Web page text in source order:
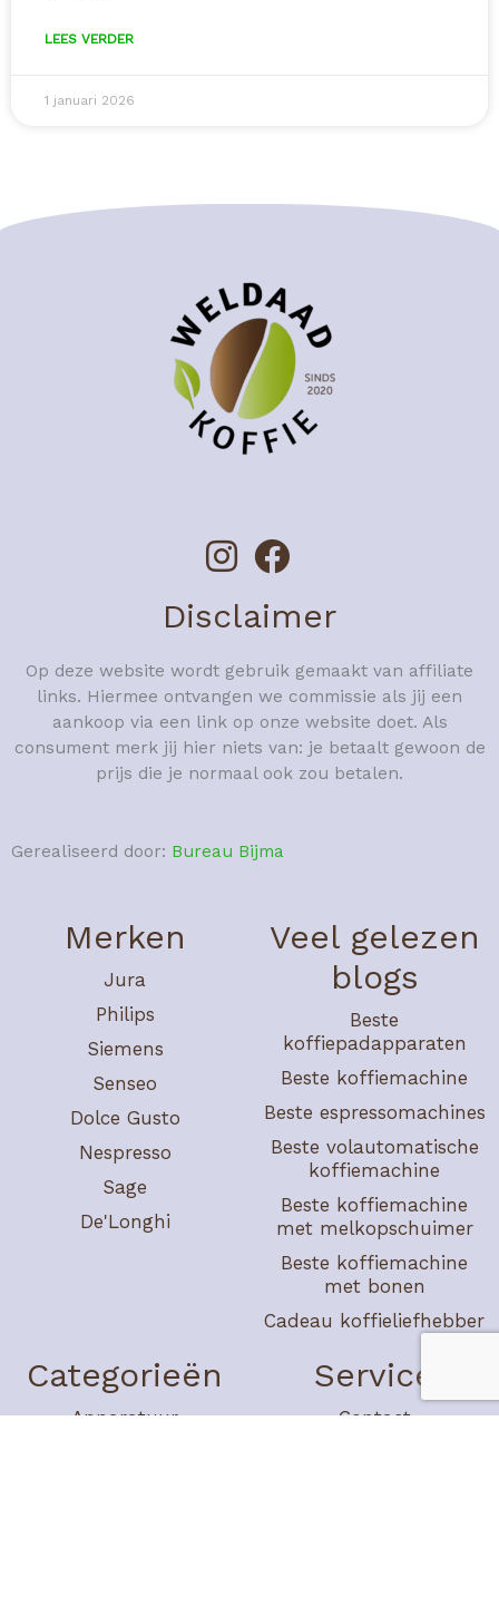
LEES VERDER
1 januari 2026
Disclaimer
Op deze website wordt gebruik gemaakt van affiliate
links. Hiermee ontvangen we commissie als jij een
aankoop via een link op onze website doet. Als
consument merk jij hier niets van: je betaalt gewoon de
prijs die je normaal ook zou betalen.
Gerealiseerd door: Bureau Bijma
Merken
Jura
Philips
Siemens
Senseo
Dolce Gusto
Nespresso
Sage
De'Longhi
Veel gelezen
blogs
Beste
koffiepadapparaten
Beste koffiemachine
Beste espressomachines
Beste volautomatische
koffiemachine
Beste koffiemachine
met melkopschuimer
Beste koffiemachine
met bonen
Cadeau koffieliefhebber
Categorieën
Apparatuur
Service
Contact